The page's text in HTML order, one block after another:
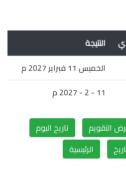
النتيجة
الخميس 11 فبراير 2027 م
11 - 2 - 2027 م
التقويم
تاريخ اليوم
الرئيسية